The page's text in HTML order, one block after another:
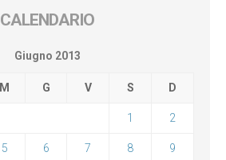
CALENDARIO
Giugno 2013
M G V S D
1 2
5 6 7 8 9